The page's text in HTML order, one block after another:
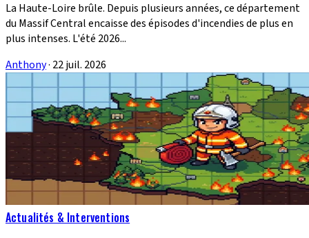
La Haute-Loire brûle. Depuis plusieurs années, ce département
du Massif Central encaisse des épisodes d'incendies de plus en
plus intenses. L'été 2026...
Anthony· 22 juil. 2026
Actualités & Interventions